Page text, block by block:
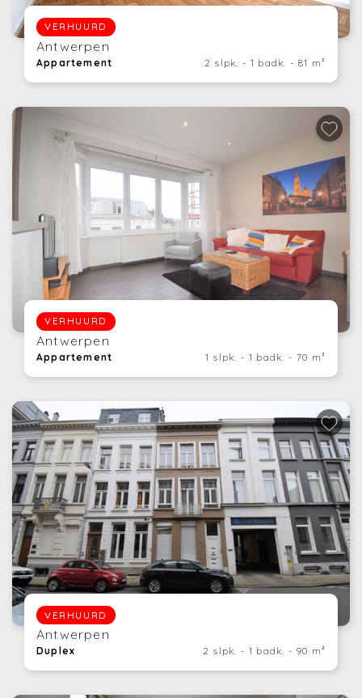
VERHUURD
Antwerpen
Appartement 2 slpk. - 1 badk. - 81 m²
VERHUURD
Antwerpen
Appartement 1 slpk. - 1 badk. - 70 m²
VERHUURD
Antwerpen
Duplex 2 slpk. - 1 badk. - 90 m²